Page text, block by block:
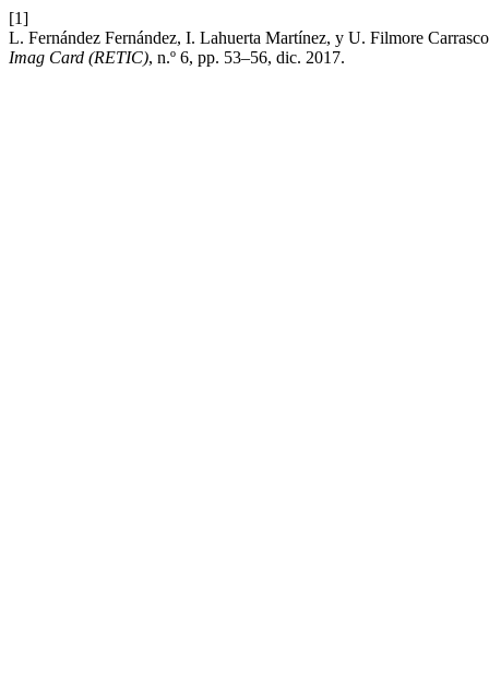
[1]
L. Fernández Fernández, I. Lahuerta Martínez, y U. Filmore
Imag Card (RETIC), n.º 6, pp. 53–56, dic. 2017.